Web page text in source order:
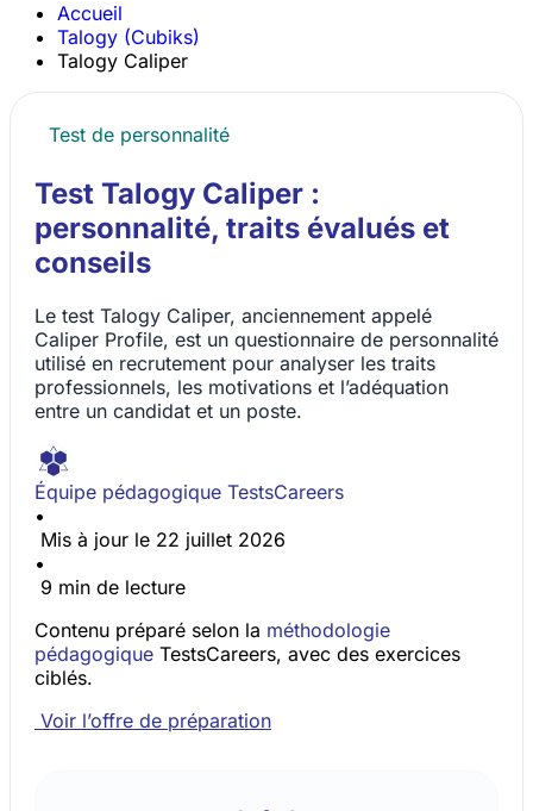
Accueil
Talogy (Cubiks)
Talogy Caliper
Test de personnalité
Test Talogy Caliper :
personnalité, traits évalués et
conseils
Le test Talogy Caliper, anciennement appelé
Caliper Profile, est un questionnaire de personnalité
utilisé en recrutement pour analyser les traits
professionnels, les motivations et l’adéquation
entre un candidat et un poste.
Équipe pédagogique TestsCareers
•
Mis à jour le 22 juillet 2026
•
9 min de lecture
Contenu préparé selon la méthodologie
pédagogique TestsCareers, avec des exercices
ciblés.
Voir l’offre de préparation